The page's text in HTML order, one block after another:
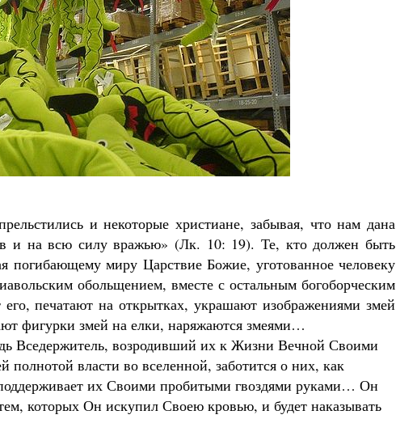
и некоторые христиане, забывая, что нам дана
и на всю силу вражью» (Лк. 10: 19). Те, кто должен быть
погибающему миру Царствие Божие, уготованное человеку
обольщением, вместе с остальным богоборческим
печатают на открытках, украшают изображениями змей
фигурки змей на елки, наряжаются змеями…
Вседержитель, возродивший их к Жизни Вечной Своими
власти во вселенной, заботится о них, как
их Своими пробитыми гвоздями руками… Он
которых Он искупил Своею кровью, и будет наказывать